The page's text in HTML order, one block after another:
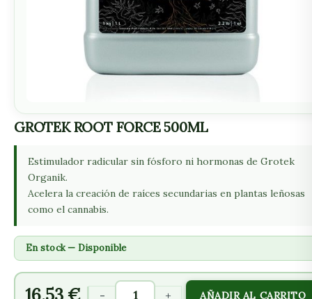
GROTEK ROOT FORCE 500ML
Estimulador radicular sin fósforo ni hormonas de Grotek
Organik.
Acelera la creación de raíces secundarias en plantas leñosas
como el cannabis.
En stock — Disponible
- + AÑADIR AL CARRITO